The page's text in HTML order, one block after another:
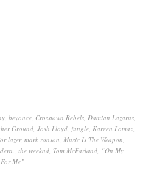
beyonce Crosstown Rebels Damian Lazarus
Ground Josh Lloyd jungle Kareen Lomax
lazer, mark ronson Music Is The Weapon
the weeknd Tom McFarland “On My
Me”